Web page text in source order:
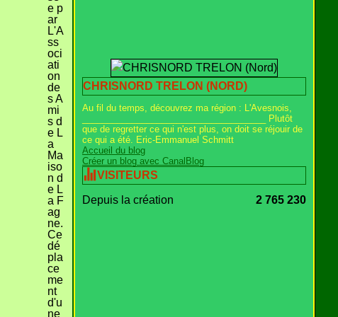
e p
ar
L'A
ss
oci
ati
on
de
s A
mi
s d
e L
a
Ma
iso
n d
e L
a F
ag
ne.
Ce
dé
pla
ce
me
nt
d'u
ne
CHRISNORD TRELON (NORD)
Au fil du temps, découvrez ma région : L'Avesnois,
_____________________________________ Plutôt
que de regretter ce qui n'est plus, on doit se réjouir de
ce qui a été. Eric-Emmanuel Schmitt
Accueil du blog
Créer un blog avec CanalBlog
VISITEURS
Depuis la création 2 765 230